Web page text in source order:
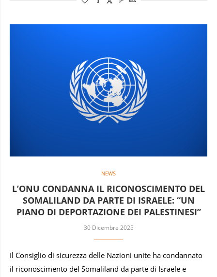
NEWS
L’ONU CONDANNA IL RICONOSCIMENTO DEL
SOMALILAND DA PARTE DI ISRAELE: “UN
PIANO DI DEPORTAZIONE DEI PALESTINESI”
30 Dicembre 2025
Il Consiglio di sicurezza delle Nazioni unite ha condannato
il riconoscimento del Somaliland da parte di Israele e